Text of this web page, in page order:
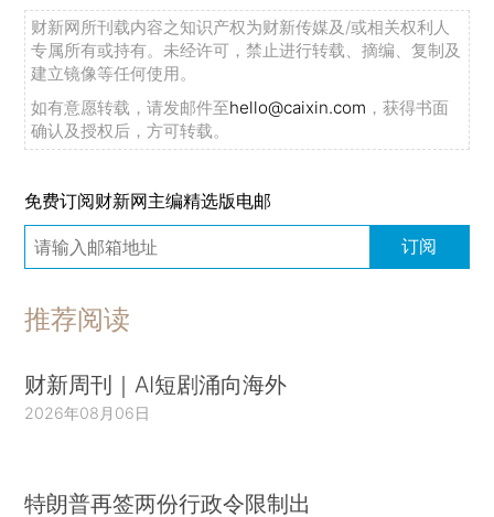
财新网所刊载内容之知识产权为财新传媒及/或相关权利人
专属所有或持有。未经许可，禁止进行转载、摘编、复制及
建立镜像等任何使用。
如有意愿转载，请发邮件至hello@caixin.com ，获得书面
确认及授权后，方可转载。
免费订阅财新网主编精选版电邮
订阅
推荐阅读
财新周刊｜AI短剧涌向海外
2026年08月06日
特朗普再签两份行政令限制出